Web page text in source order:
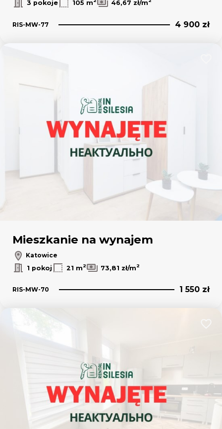
3 pokoje 105 m 46,67 zł/m
RIS-MW-77 4 900 zł
Mieszkanie na wynajem
Katowice
1 pokoj
21 m2 73,81 zł/m2
RIS-MW-70 1 550 zł